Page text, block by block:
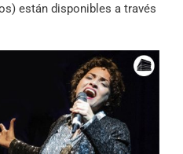
están disponibles a través